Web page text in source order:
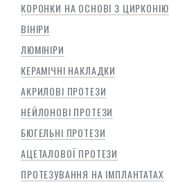
КОРОНКИ НА ОСНОВІ З ЦИРКОНІЮ
ВІНІРИ
ЛЮМІНІРИ
КЕРАМІЧНІ НАКЛАДКИ
АКРИЛОВІ ПРОТЕЗИ
НЕЙЛОНОВІ ПРОТЕЗИ
БЮГЕЛЬНІ ПРОТЕЗИ
АЦЕТАЛОВОЇ ПРОТЕЗИ
ПРОТЕЗУВАННЯ НА ІМПЛАНТАТАХ